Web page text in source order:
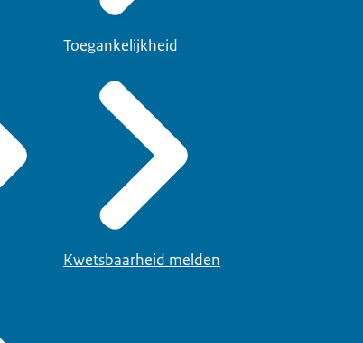
Toegankelijkheid
Kwetsbaarheid melden